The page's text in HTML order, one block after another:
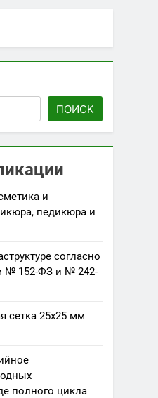
ПОИСК
и
педикюра и
согласно
№ 152-ФЗ и № 242-
сетка 25х25 мм
полного цикла